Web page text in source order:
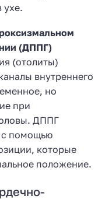
ухе.
(ДППГ)
(отолиты)
внутреннего
но
при
ДППГ
с помощью
которые
положение.